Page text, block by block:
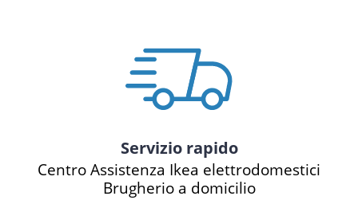
Servizio rapido
Centro Assistenza Ikea elettrodomestici
Brugherio a domicilio